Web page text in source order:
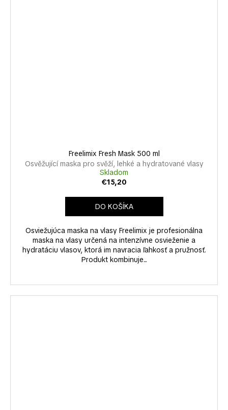
Freelimix Fresh Mask 500 ml
Osvěžující maska pro svěží, lehké a hydratované vlasy
Skladom
€15,20
DO KOŠÍKA
Osviežujúca maska na vlasy Freelimix je profesionálna
maska na vlasy určená na intenzívne osvieženie a
hydratáciu vlasov, ktorá im navracia ľahkosť a pružnosť.
Produkt kombinuje...